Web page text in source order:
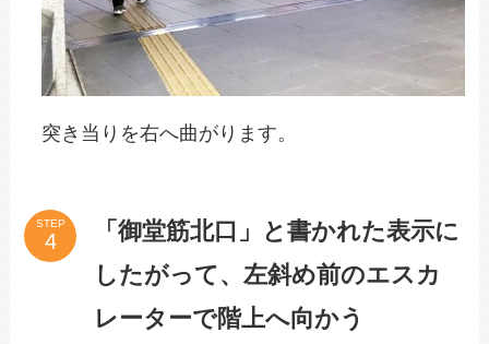
突き当りを右へ曲がります。
STEP
「御堂筋北口」と書かれた表示に
したがって、左斜め前のエスカ
レーターで階上へ向かう